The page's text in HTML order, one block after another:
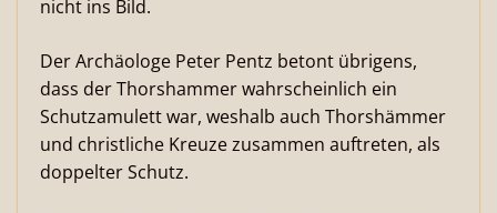
nicht ins Bild.
Der Archäologe Peter Pentz betont übrigens,
dass der Thorshammer wahrscheinlich ein
Schutzamulett war, weshalb auch Thorshämmer
und christliche Kreuze zusammen auftreten, als
doppelter Schutz.